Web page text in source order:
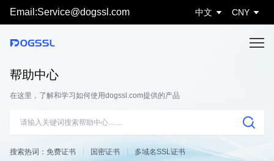
Email:Service@dogssl.com 中文 CNY
帮助中心
在这里，了解和学习如何使用dogssl.com提供的产品
搜索热词： 免费证书 国密证书 多域名SSL证书